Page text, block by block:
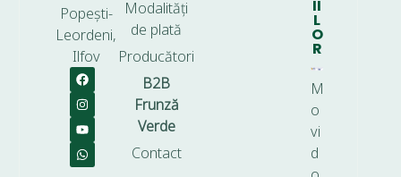
Popești-
Leordeni,
Ilfov
Modalități
de plată
Producători
B2B
Frunză
Verde
Contact
II
L
O
R
M
o
vi
d